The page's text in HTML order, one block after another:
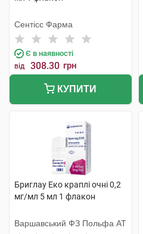
Сентісс Фарма
Є в наявності
від 308.30 грн
КУПИТИ
Бриглау Еко краплі очні 0,2
мг/мл 5 мл 1 флакон
Варшавський ФЗ Польфа АТ